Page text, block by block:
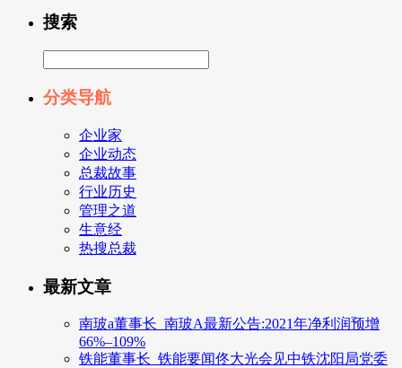
搜索
分类导航
企业家
企业动态
总裁故事
行业历史
管理之道
生意经
热搜总裁
最新文章
南玻a董事长_南玻A最新公告:2021年净利润预增
66%–109%
铁能董事长_铁能要闻佟大光会见中铁沈阳局党委